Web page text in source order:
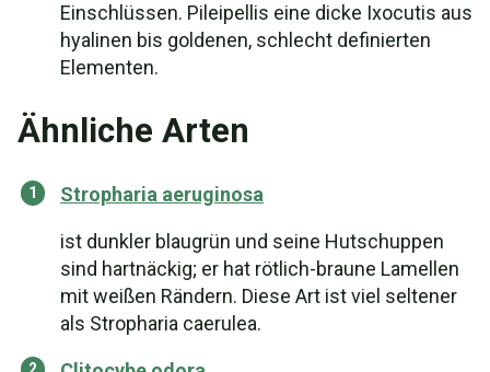
Einschlüssen. Pileipellis eine dicke Ixocutis aus
hyalinen bis goldenen, schlecht definierten
Elementen.
Ähnliche Arten
Stropharia aeruginosa
ist dunkler blaugrün und seine Hutschuppen
sind hartnäckig; er hat rötlich-braune Lamellen
mit weißen Rändern. Diese Art ist viel seltener
als Stropharia caerulea.